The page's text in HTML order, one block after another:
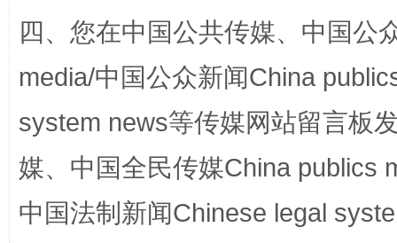
国家大学科技园优化重塑工作
四、您在中国公共传媒、中国公
media/中国公众新闻China
system news等传媒网站留言板
媒、中国全民传媒China publics
中国法制新闻Chinese legal